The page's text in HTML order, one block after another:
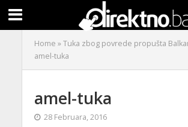
Home »Tuka zbog povrede propušta
amel-tuka
amel-tuka
28 Februara, 2016